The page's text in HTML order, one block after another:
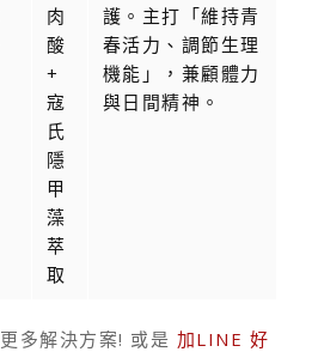
肉
酸
+
寇
氏
隱
甲
藻
萃
取
護。主打「維持青
春活力、調節生理
機能」，兼顧體力
與日間精神。
更多解決方案! 或是 加LINE 好